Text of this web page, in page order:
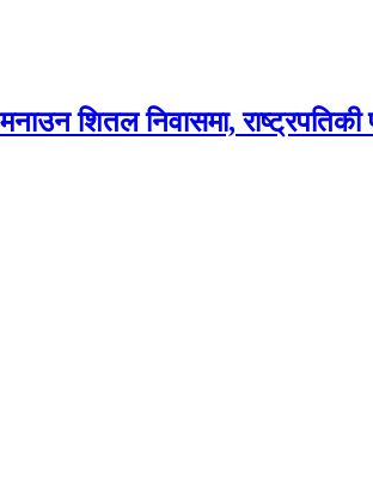
शितल निवासमा, राष्ट्रपतिकी